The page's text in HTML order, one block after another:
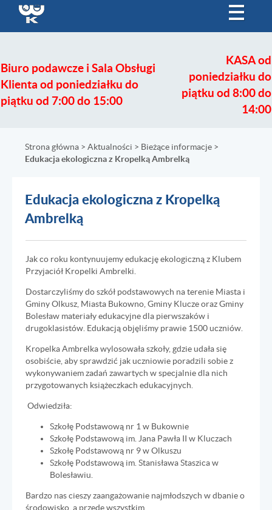
Biuro podawcze i Sala Obsługi
Klienta od poniedziałku do
piątku od 7:00 do 15:00
KASAod
poniedziałku do
piątku od 8:00 do
14:00
Jesteś tutaj
Strona główna > Aktualności > Bieżące informacje >
Edukacja ekologiczna z Kropelką Ambrelką
Edukacja ekologiczna z Kropelką
Ambrelką
Jak co roku kontynuujemy edukację ekologiczną z Klubem
Przyjaciół Kropelki Ambrelki.
Dostarczyliśmy do szkół podstawowych na terenie Miasta i
Gminy Olkusz, Miasta Bukowno, Gminy Klucze oraz Gminy
Bolesław materiały edukacyjne dla pierwszaków i
drugoklasistów. Edukacją objęliśmy prawie 1500 uczniów.
Kropelka Ambrelka wylosowała szkoły, gdzie udała się
osobiście, aby sprawdzić jak uczniowie poradzili sobie z
wykonywaniem zadań zawartych w specjalnie dla nich
przygotowanych książeczkach edukacyjnych.
Odwiedziła:
Szkołę Podstawową nr 1 w Bukownie
Szkołę Podstawową im. Jana Pawła II w Kluczach
Szkołę Podstawową nr 9 w Olkuszu
Szkołę Podstawową im. Stanisława Staszica w
Bolesławiu.
Bardzo nas cieszy zaangażowanie najmłodszych w dbanie o
środowisko, a przede wszystkim